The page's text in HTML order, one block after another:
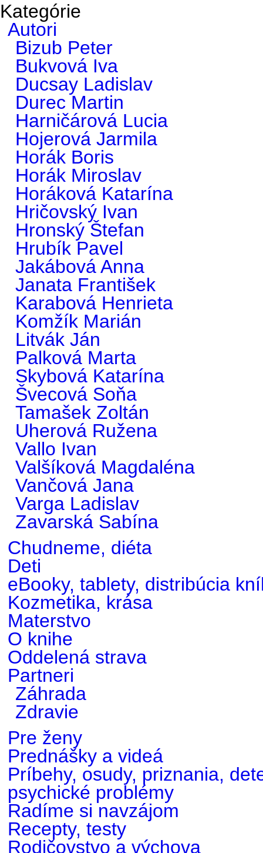
Kategórie
Autori
Bizub Peter
Bukvová Iva
Ducsay Ladislav
Durec Martin
Harničárová Lucia
Hojerová Jarmila
Horák Boris
Horák Miroslav
Horáková Katarína
Hričovský Ivan
Hronský Štefan
Hrubík Pavel
Jakábová Anna
Janata František
Karabová Henrieta
Komžík Marián
Litvák Ján
Palková Marta
Skybová Katarína
Švecová Soňa
Tamašek Zoltán
Uherová Ružena
Vallo Ivan
Valšíková Magdaléna
Vančová Jana
Varga Ladislav
Zavarská Sabína
Chudneme, diéta
Deti
eBooky, tablety, distribúcia
Kozmetika, krása
Materstvo
O knihe
Oddelená strava
Partneri
Záhrada
Zdravie
Pre ženy
Prednášky a videá
Príbehy, osudy, priznania,
psychické problémy
Radíme si navzájom
Recepty, testy
Rodičovstvo a výchova